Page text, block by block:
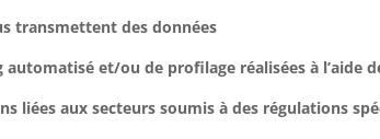
transmettent des données
et/ou de profilage réalisées à l’aide
liées aux secteurs soumis à des régulations